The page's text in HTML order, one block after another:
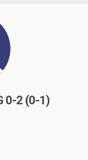
0-2 (0-1)